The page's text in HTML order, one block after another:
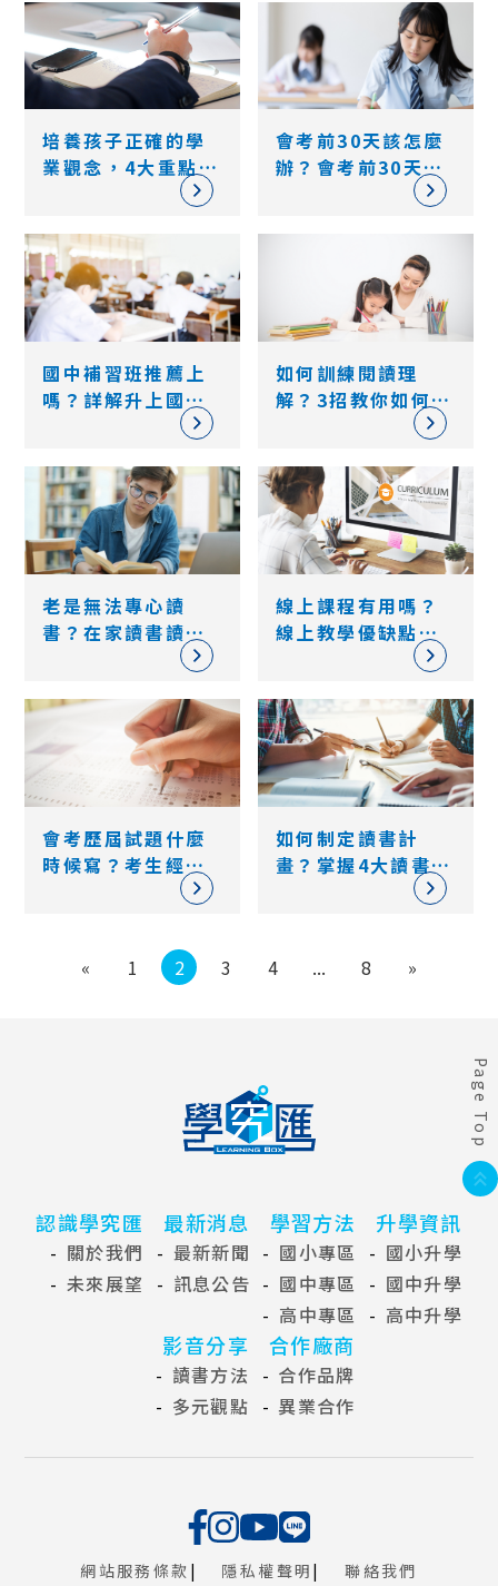
方法
培養孩子正確的學
業觀念，4大重點擺
脫成績比較心理
會考前30天該怎麼
辦？會考前30天讀
書計畫及各科考前
國中補習班推薦上
嗎？詳解升上國三
要不要補習、會考
如何訓練閱讀理
解？3招教你如何鼓
勵孩子閱讀、知道
老是無法專心讀
書？在家讀書讀不
下去、考試前不想
線上課程有用嗎？
線上教學優缺點為
何？線上上課優缺
會考歷屆試題什麼
時候寫？考生經驗
不藏私大公開！
如何制定讀書計
畫？掌握4大讀書黃
金時間，提高學習
«
1 2 3 4 ... 8 »
Page Top
認識學究匯
關於我們
未來展望
最新消息
最新新聞
訊息公告
學習方法
國小專區
國中專區
高中專區
升學資訊
國小升學
國中升學
高中升學
影音分享
讀書方法
多元觀點
合作廠商
合作品牌
異業合作
網站服務條款 隱私權聲明 聯絡我們